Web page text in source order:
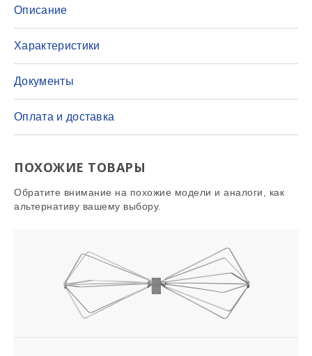
Описание
Характеристики
Документы
Оплата и доставка
ПОХОЖИЕ ТОВАРЫ
Обратите внимание на похожие модели и аналоги, как
альтернативу вашему выбору.